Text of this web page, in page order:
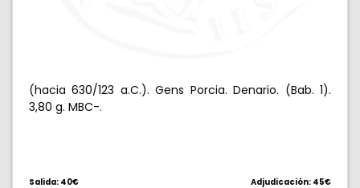
(hacia 630/123 a.C.). Gens Porcia. Denario. (Bab. 1).
3,80 g. MBC-.
Salida: 40€ Adjudicación: 45€